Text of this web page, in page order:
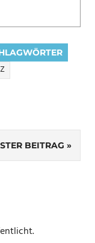
BEITRAG